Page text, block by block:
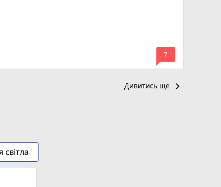
mode_comment
7
Дивитись ще keyboard_arrow_right
світла